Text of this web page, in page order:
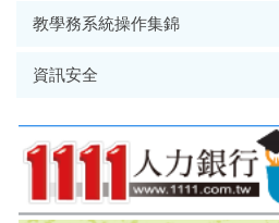
教學務系統操作集錦
資訊安全